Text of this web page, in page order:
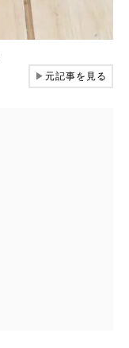
▶元記事を見る